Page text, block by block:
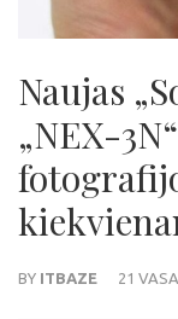
Naujas
„NEX-
BY ITBAZE 21